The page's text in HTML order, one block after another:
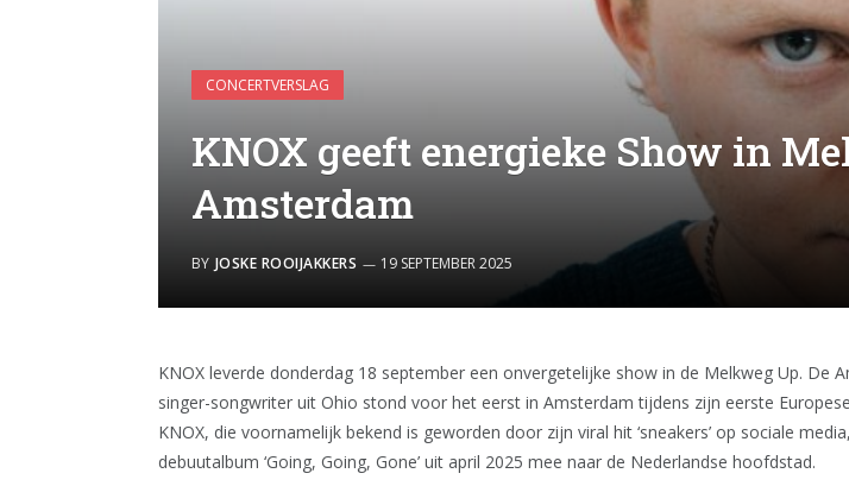
CONCERTVERSLAG
KNOX geeft energieke Show in
Amsterdam
BY JOSKE ROOIJAKKERS 19 SEPTEMBER 2025
KNOX leverde donderdag 18 september een onvergetelijke show in de Melkweg Up. De
singer-songwriter uit Ohio stond voor het eerst in Amsterdam tijdens zijn eerste
KNOX, die voornamelijk bekend is geworden door zijn viral hit ‘sneakers’ op sociale
debuutalbum ‘Going, Going, Gone’ uit april 2025 mee naar de Nederlandse hoofdstad.